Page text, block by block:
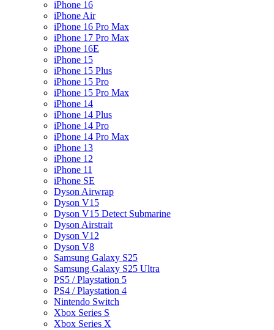
iPhone 16
iPhone Air
iPhone 16 Pro Max
iPhone 17 Pro Max
iPhone 16E
iPhone 15
iPhone 15 Plus
iPhone 15 Pro
iPhone 15 Pro Max
iPhone 14
iPhone 14 Plus
iPhone 14 Pro
iPhone 14 Pro Max
iPhone 13
iPhone 12
iPhone 11
iPhone SE
Dyson Airwrap
Dyson V15
Dyson V15 Detect Submarine
Dyson Airstrait
Dyson V12
Dyson V8
Samsung Galaxy S25
Samsung Galaxy S25 Ultra
PS5 / Playstation 5
PS4 / Playstation 4
Nintendo Switch
Xbox Series S
Xbox Series X